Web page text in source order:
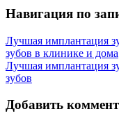
Навигация по
Лучшая имплантация
зубов в клинике и дома
Лучшая имплантация
зубов
Добавить